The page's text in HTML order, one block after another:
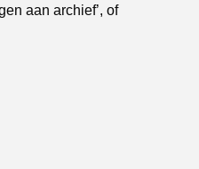
aan archief’, of